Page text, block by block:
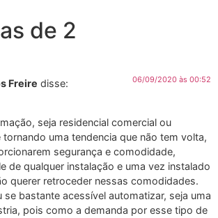
de 2
Freire disse: 06/09/2020 às 00:52
seja residencial comercial ou
tornando uma tendencia que não tem volta,
segurança e comodidade,
de qualquer instalação e uma vez instalado
querer retroceder nessas comodidades.
se bastante acessível automatizar, seja uma
pois como a demanda por esse tipo de